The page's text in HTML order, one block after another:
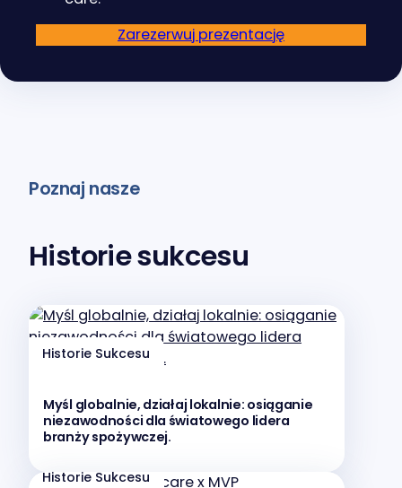
Zarezerwuj prezentację
Poznaj nasze
Historie sukcesu
Historie Sukcesu
Myśl globalnie, działaj lokalnie: osiąganie
niezawodności dla światowego lidera
branży spożywczej.
Historie Sukcesu